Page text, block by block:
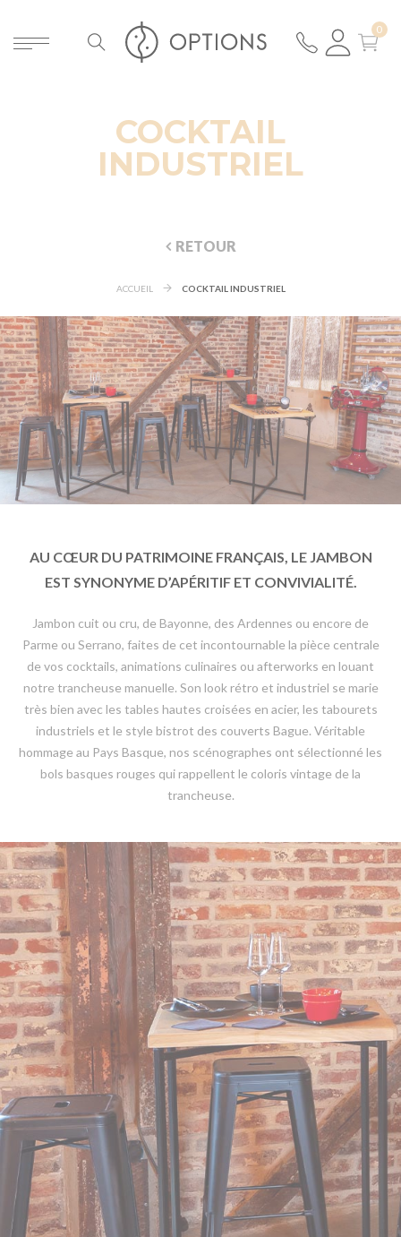
COCKTAIL
INDUSTRIEL
RETOUR
ACCUEIL COCKTAIL INDUSTRIEL
AU CŒUR DU PATRIMOINE FRANÇAIS, LE JAMBON
EST SYNONYME D’APÉRITIF ET CONVIVIALITÉ.
Jambon cuit ou cru, de Bayonne, des Ardennes ou encore de
Parme ou Serrano, faites de cet incontournable la pièce centrale
de vos cocktails, animations culinaires ou afterworks en louant
notre trancheuse manuelle. Son look rétro et industriel se marie
très bien avec les tables hautes croisées en acier, les tabourets
industriels et le style bistrot des couverts Bague. Véritable
hommage au Pays Basque, nos scénographes ont sélectionné les
bols basques rouges qui rappellent le coloris vintage de la
trancheuse.